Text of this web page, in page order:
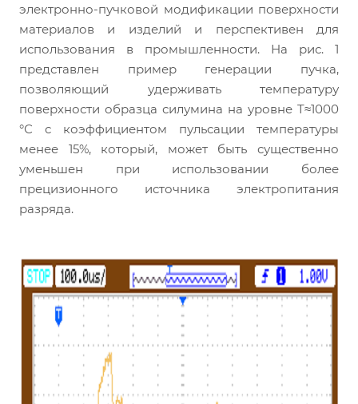
электронно-пучковой модификации поверхности
материалов и изделий и перспективен для
использования в промышленности. На рис. 1
представлен пример генерации пучка,
позволяющий удерживать температуру
поверхности образца силумина на уровне T≈1000
°С с коэффициентом пульсации температуры
менее 15%, который, может быть существенно
уменьшен при использовании более
прецизионного источника электропитания
разряда.